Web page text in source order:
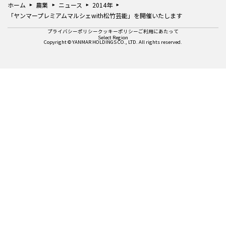
ホーム 農業 ニュース
2014年
「ヤンマープレミアムマルシェwith松竹芸能」を開催いたします
Copyright © YANMAR HOLDINGS CO., LTD. All rights reserved.
プライバシーポリシークッキーポリシーご利用にあたって
Select Region